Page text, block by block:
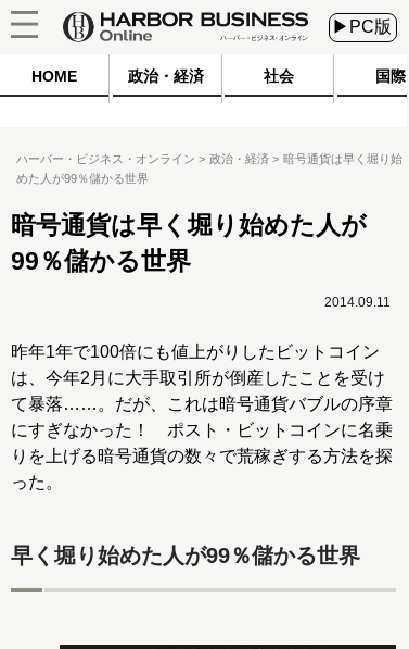
▶PC版
HOME 政治・経済 社会 国際
ハーバー・ビジネス・オンライン 政治・経済
暗号通貨は早く堀り始
めた人が99％儲かる世界
暗号通貨は早く堀り始めた人が
99％儲かる世界
2014.09.11
昨年1年で100倍にも値上がりしたビットコイン
は、今年2月に大手取引所が倒産したことを受け
て暴落……。だが、これは暗号通貨バブルの序章
にすぎなかった！ ポスト・ビットコインに名乗
りを上げる暗号通貨の数々で荒稼ぎする方法を探
った。
早く堀り始めた人が99％儲かる世界